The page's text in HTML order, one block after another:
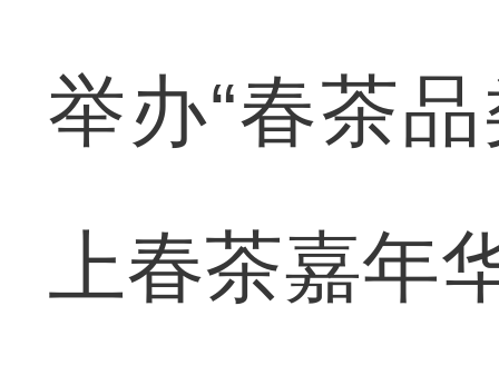
举办“春茶
上春茶嘉年